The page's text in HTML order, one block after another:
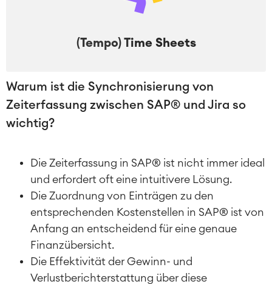
(Tempo) Time Sheets
Warum ist die Synchronisierung von
Zeiterfassung zwischen SAP® und Jira so
wichtig?
Die Zeiterfassung in SAP® ist nicht immer ideal
und erfordert oft eine intuitivere Lösung.
Die Zuordnung von Einträgen zu den
entsprechenden Kostenstellen in SAP® ist von
Anfang an entscheidend für eine genaue
Finanzübersicht.
Die Effektivität der Gewinn- und
Verlustberichterstattung über diese